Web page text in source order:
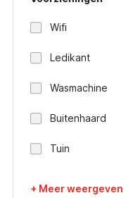
Wifi
Ledikant
Wasmachine
Buitenhaard
Tuin
+ Meer weergeven